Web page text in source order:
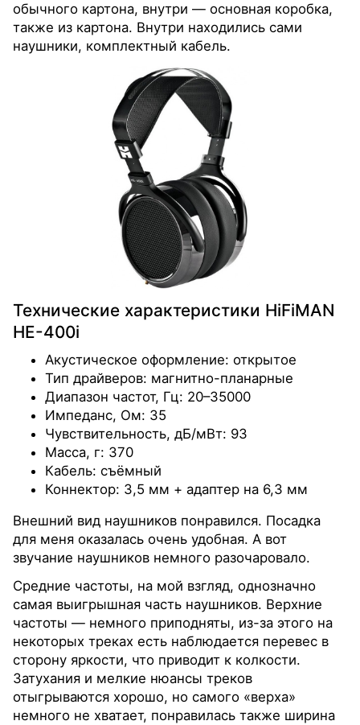
обычного картона, внутри — основная коробка,
также из картона. Внутри находились сами
наушники, комплектный кабель.
Технические характеристики HiFiMAN
HE-400i
Акустическое оформление: открытое
Тип драйверов: магнитно-планарные
Диапазон частот, Гц: 20–35000
Импеданс, Ом: 35
Чувствительность, дБ/мВт: 93
Масса, г: 370
Кабель: съёмный
Коннектор: 3,5 мм + адаптер на 6,3 мм
Внешний вид наушников понравился. Посадка
для меня оказалась очень удобная. А вот
звучание наушников немного разочаровало.
Средние частоты, на мой взгляд, однозначно
самая выигрышная часть наушников. Верхние
частоты — немного приподняты, из-за этого на
некоторых треках есть наблюдается перевес в
сторону яркости, что приводит к колкости.
Затухания и мелкие нюансы треков
отыгрываются хорошо, но самого «верха»
немного не хватает, понравилась также ширина